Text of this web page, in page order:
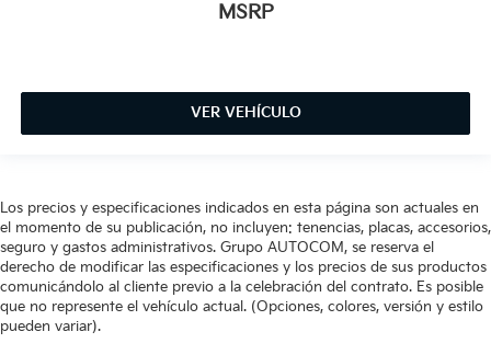
MSRP
VER VEHÍCULO
Los precios y especificaciones indicados en esta página son actuales en
el momento de su publicación, no incluyen: tenencias, placas, accesorios,
seguro y gastos administrativos. Grupo AUTOCOM, se reserva el
derecho de modificar las especificaciones y los precios de sus productos
comunicándolo al cliente previo a la celebración del contrato. Es posible
que no represente el vehículo actual. (Opciones, colores, versión y estilo
pueden variar).